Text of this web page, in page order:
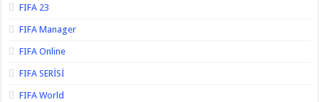
FIFA 23
FIFA Manager
FIFA Online
FIFA SERİSİ
FIFA World